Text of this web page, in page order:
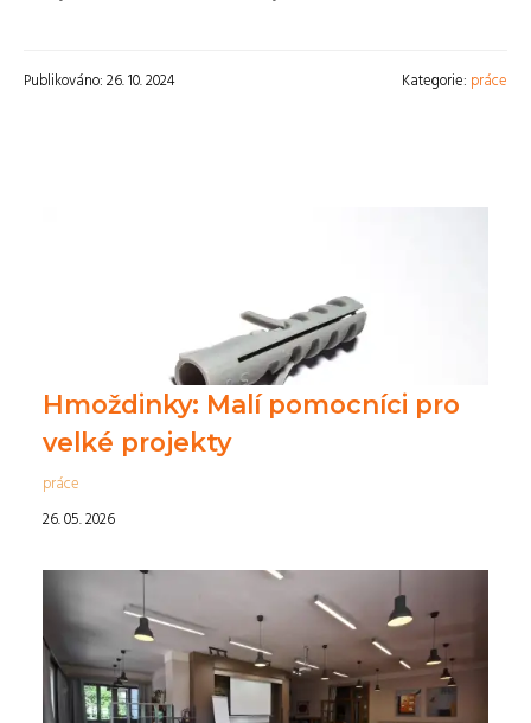
Publikováno: 26. 10. 2024 Kategorie: práce
Hmoždinky: Malí pomocníci pro
velké projekty
práce
26. 05. 2026